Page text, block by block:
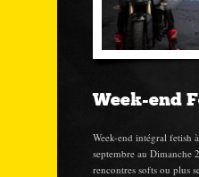
Week-end
Week-end intégral fetish
septembre au Dimanche
rencontres softs ou plus